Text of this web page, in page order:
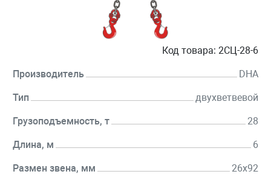
Код товара: 2СЦ-28-6
Производитель DHA
Тип двухветвевой
Грузоподъемность, т 28
Длина, м 6
Размен звена, мм 26х92